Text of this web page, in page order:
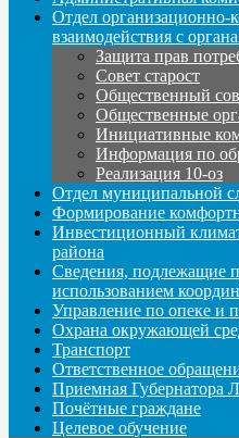
Отдел организационно-
взаимодействия с
Защита прав
Совет старост
Общественный
Общественные
Инициативные
Информация по
Реализация 10-оз
Отдел муниципальной
Формирование
Инвестиционный
района
Сведения, подлежащие
использованием
Управление по опеке и
Охрана окружающей
Транспорт
Ответственное
Приемная Губернатора
Почётные граждане
Целевое обучение